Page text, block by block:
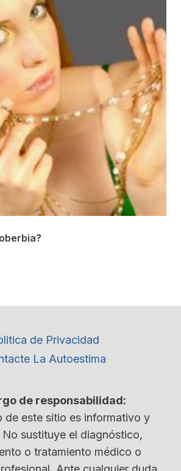
de Privacidad
La Autoestima
de responsabilidad:
de este sitio es informativo y
sustituye el diagnóstico,
o tratamiento médico o